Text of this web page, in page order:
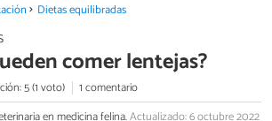
Dietas equilibradas
comer lentejas?
5 (1 voto)
1 comentario
en medicina felina.Actualizado: 6 octubre 2022